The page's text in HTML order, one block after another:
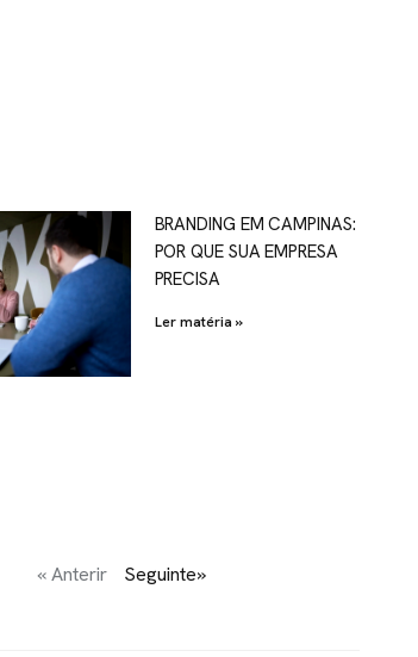
BRANDING EM CAMPINAS:
POR QUE SUA EMPRESA
PRECISA
Ler matéria »
« Anterir Seguinte»